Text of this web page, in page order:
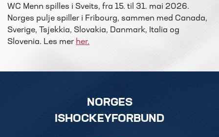
WC Menn spilles i Sveits, fra 15. til 31. mai 2026.
Norges pulje spiller i Fribourg, sammen med Canada,
Sverige, Tsjekkia, Slovakia, Danmark, Italia og
Slovenia. Les mer her.
NORGES
ISHOCKEYFORBUND